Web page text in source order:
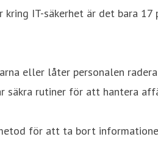
IT-säkerhet är det bara 17
eller låter personalen
säkra rutiner för att hantera
för att ta bort